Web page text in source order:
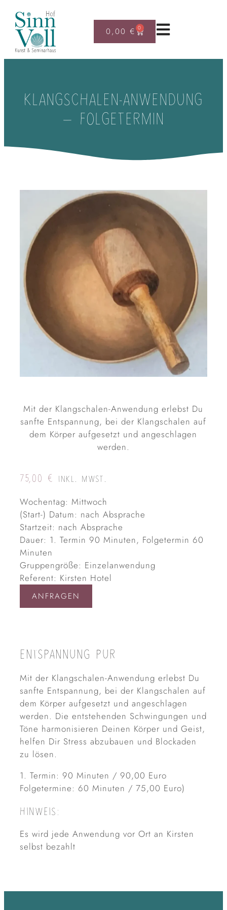
0,00€ 0
KLANGSCHALEN-ANWENDUNG
– FOLGETERMIN
Mit der Klangschalen-Anwendung erlebst Du
sanfte Entspannung, bei der Klangschalen auf
dem Körper aufgesetzt und angeschlagen
werden.
75,00 € INKL. MWST.
Wochentag: Mittwoch
(Start-) Datum: nach Absprache
Startzeit: nach Absprache
Dauer: 1. Termin 90 Minuten, Folgetermin 60
Minuten
Gruppengröße: Einzelanwendung
Referent: Kirsten Hotel
ANFRAGEN
ENTSPANNUNG PUR
Mit der Klangschalen-Anwendung erlebst Du
sanfte Entspannung, bei der Klangschalen auf
dem Körper aufgesetzt und angeschlagen
werden. Die entstehenden Schwingungen und
Töne harmonisieren Deinen Körper und Geist,
helfen Dir Stress abzubauen und Blockaden
zu lösen.
1. Termin: 90 Minuten / 90,00 Euro
Folgetermine: 60 Minuten / 75,00 Euro)
HINWEIS:
Es wird jede Anwendung vor Ort an Kirsten
selbst bezahlt